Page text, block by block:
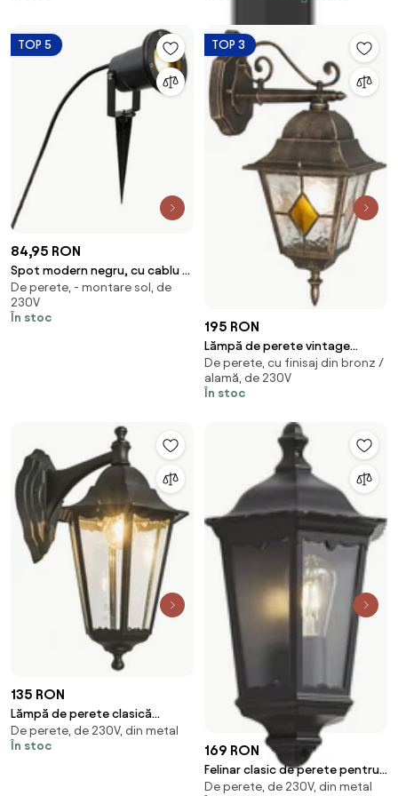
TOP 5
84,95 RON
Spot modern negru, cu cablu și
ștecher 200 cm IP65 - Basic
De perete, - montare sol, de
230V
În stoc
TOP 3
195 RON
Lămpă de perete vintage
pentru exterior, bronz -
Antigua Down
De perete, cu finisaj din bronz /
alamă, de 230V
În stoc
135 RON
Lămpă de perete clasică
pentru exterior neagră IP44 -
New Orleans down
De perete, de 230V, din metal
În stoc
169 RON
Felinar clasic de perete pentru
exterior negru IP44 - Havana
De perete, de 230V, din metal